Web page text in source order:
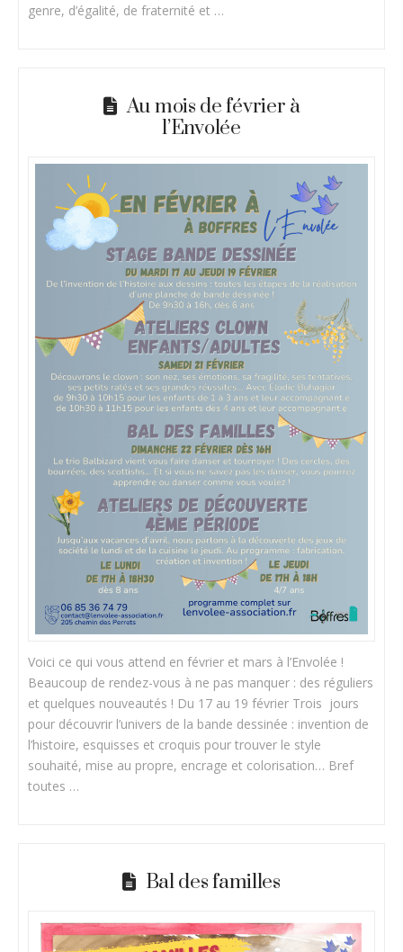
genre, d’égalité, de fraternité et …
Au mois de février à
l’Envolée
Voici ce qui vous attend en février et mars à l’Envolée !
Beaucoup de rendez-vous à ne pas manquer : des réguliers
et quelques nouveautés ! Du 17 au 19 février Trois jours
pour découvrir l’univers de la bande dessinée : invention de
l’histoire, esquisses et croquis pour trouver le style
souhaité, mise au propre, encrage et colorisation… Bref
toutes …
Bal des familles